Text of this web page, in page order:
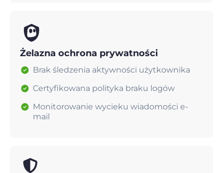
Żelazna ochrona prywatności
Brak śledzenia aktywności użytkownika
Certyfikowana polityka braku logów
Monitorowanie wycieku wiadomości e-
mail